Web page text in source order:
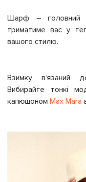
Шарф – головний
триматиме вас у
вашого стилю.
Взимку в'язаний
Вибирайте тонкі
капюшоном Max Mara